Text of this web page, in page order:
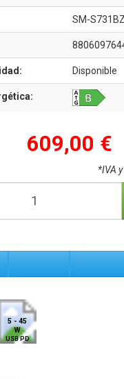
SM-
Disponible
609,00 €
*IVA
5 - 45
W
USB PD